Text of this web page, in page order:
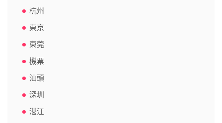
杭州
東京
東莞
機票
汕頭
深圳
湛江